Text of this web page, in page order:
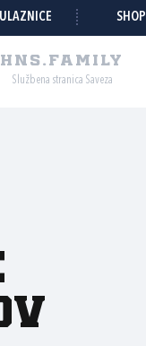
ULAZNICE SHOP
HNS.FAMILY
Službena stranica Saveza